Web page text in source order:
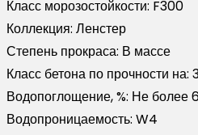
Класс морозостойкости: F300
Коллекция: Ленстер
Степень прокраса: В массе
Класс бетона по прочности на:
Водопоглощение, %: Не более
Водопроницаемость: W4